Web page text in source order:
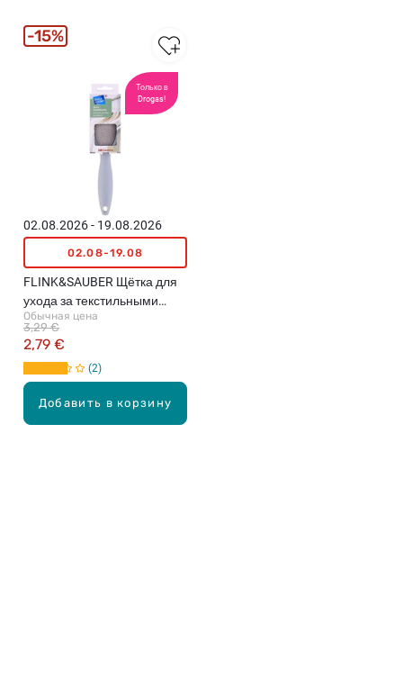
Только в
Drogas!
Добавить в корзину
02.08.2026 - 19.08.2026
02.08-19.08
FLINK&SAUBER Щётка для
ухода за текстильными
изделиями
Обычная цена
2,79 €
3,29 €
2
15%